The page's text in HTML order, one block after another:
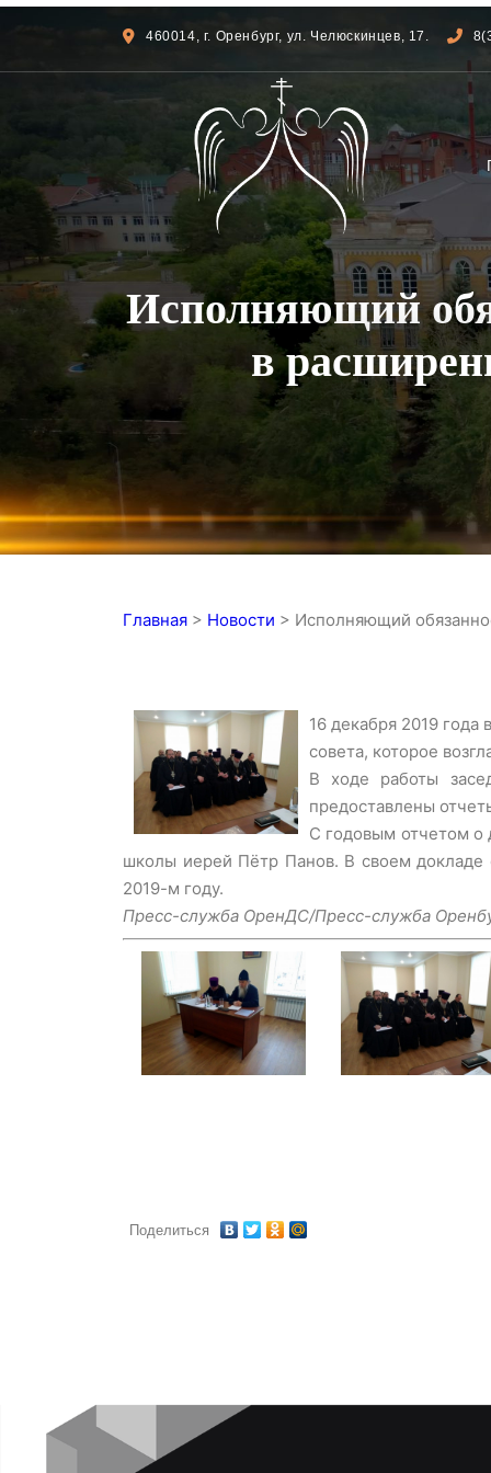
460014, г. Оренбург, ул. Челюскинцев, 17.
Исполняющий
в
Главная > Новости > Исполняющий
16 декабря 2019
совета, которое
В ходе работы
предоставлены
С годовым отчетом о
школы иерей Пётр Панов. В своем докладе
2019-м году.
Пресс-служба ОренДС/Пресс-служба
Поделиться